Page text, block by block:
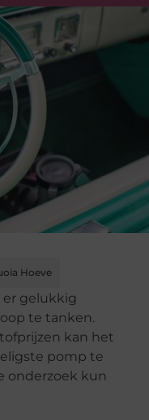
Hoeve
er gelukkig
te tanken.
kan het
pomp te
onderzoek kun